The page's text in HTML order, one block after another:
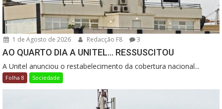
1 de Agosto de 2026 Redacção F8 3
AO QUARTO DIA A UNITEL… RESSUSCITOU
A Unitel anunciou o restabelecimento da cobertura nacional...
Folha 8 Sociedade